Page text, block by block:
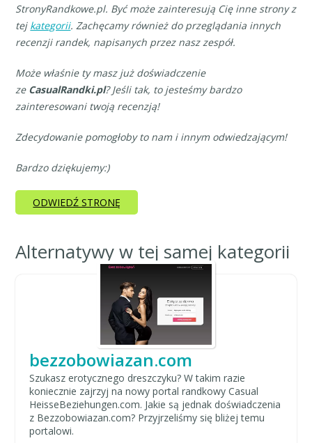
StronyRandkowe.pl. Być może zainteresują Cię inne strony z
tej kategorii. Zachęcamy również do przeglądania innych
recenzji randek, napisanych przez nasz zespół.
Może właśnie ty masz już doświadczenie
ze CasualRandki.pl? Jeśli tak, to jesteśmy bardzo
zainteresowani twoją recenzją!
Zdecydowanie pomogłoby to nam i innym odwiedzającym!
Bardzo dziękujemy:)
ODWIEDŹ STRONĘ
Alternatywy w tej samej kategorii
bezzobowiazan.com
Szukasz erotycznego dreszczyku? W takim razie
koniecznie zajrzyj na nowy portal randkowy Casual
HeisseBeziehungen.com. Jakie są jednak doświadczenia
z Bezzobowiazan.com? Przyjrzeliśmy się bliżej temu
portalowi.